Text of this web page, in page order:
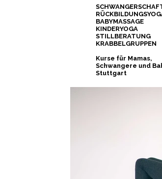
BABYMASSAGE
KINDERYOGA
STILLBERATUNG
KRABBELGRUPPEN
Kurse für Mamas,
Schwangere und
Stuttgart